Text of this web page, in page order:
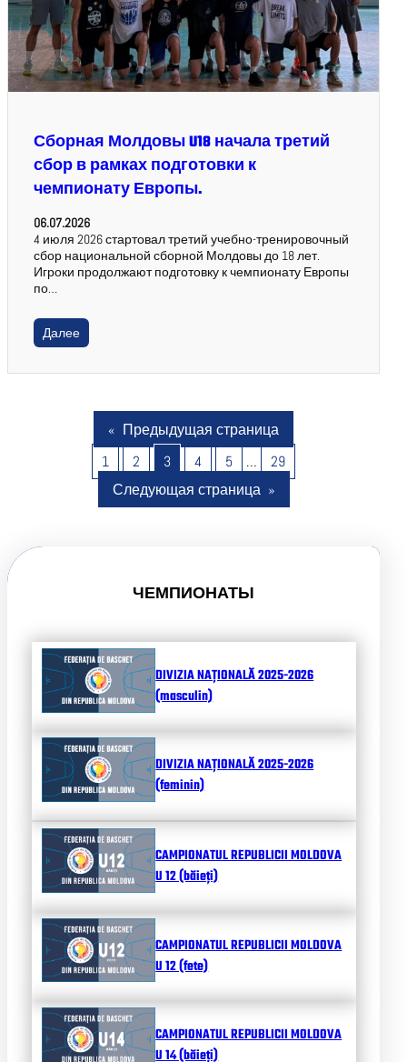
Сборная Молдовы U18 начала третий
сбор в рамках подготовки к
чемпионату Европы.
06.07.2026
4 июля 2026 стартовал третий учебно-тренировочный
сбор национальной сборной Молдовы до 18 лет.
Игроки продолжают подготовку к чемпионату Европы
по…
Далее
« Предыдущая страница
1
2 3 4 5 …
29
Следующая страница »
ЧЕМПИОНАТЫ
DIVIZIA NAȚIONALĂ 2025-2026
(masculin)
DIVIZIA NAȚIONALĂ 2025-2026
(feminin)
CAMPIONATUL REPUBLICII MOLDOVA
U 12 (băieți)
CAMPIONATUL REPUBLICII MOLDOVA
U 12 (fete)
CAMPIONATUL REPUBLICII MOLDOVA
U 14 (băieți)